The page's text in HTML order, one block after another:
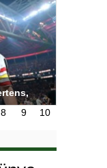
8 9 10